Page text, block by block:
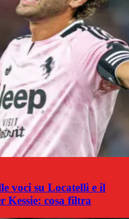
voci su Locatelli e il
Kessie: cosa filtra